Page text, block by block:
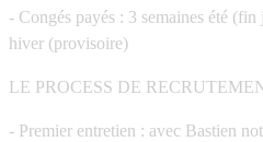
- Congés payés : 3 semaines été
hiver (provisoire)
LE PROCESS DE
- Premier entretien : avec Bastien